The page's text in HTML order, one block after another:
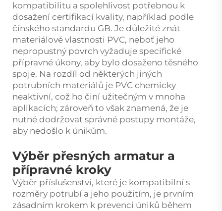
kompatibilitu a spolehlivost potřebnou k
dosažení certifikací kvality, například podle
čínského standardu GB. Je důležité znát
materiálové vlastnosti PVC, neboť jeho
nepropustný povrch vyžaduje specifické
přípravné úkony, aby bylo dosaženo těsného
spoje. Na rozdíl od některých jiných
potrubních materiálů je PVC chemicky
neaktivní, což ho činí užitečným v mnoha
aplikacích; zároveň to však znamená, že je
nutné dodržovat správné postupy montáže,
aby nedošlo k únikům.
Výběr přesných armatur a
přípravné kroky
Výběr příslušenství, které je kompatibilní s
rozměry potrubí a jeho použitím, je prvním
zásadním krokem k prevenci úniků během